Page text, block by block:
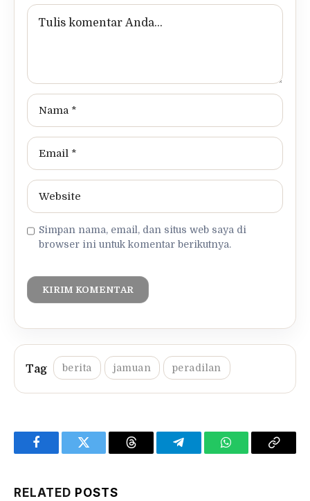
Simpan nama, email, dan situs web saya di
browser ini untuk komentar berikutnya.
berita jamuan peradilan
FacebookTwitter Threads TelegramWhatsAppCopy
RELATED POSTS